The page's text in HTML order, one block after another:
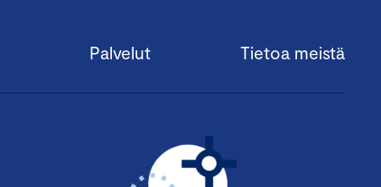
Palvelut Tietoa meistä